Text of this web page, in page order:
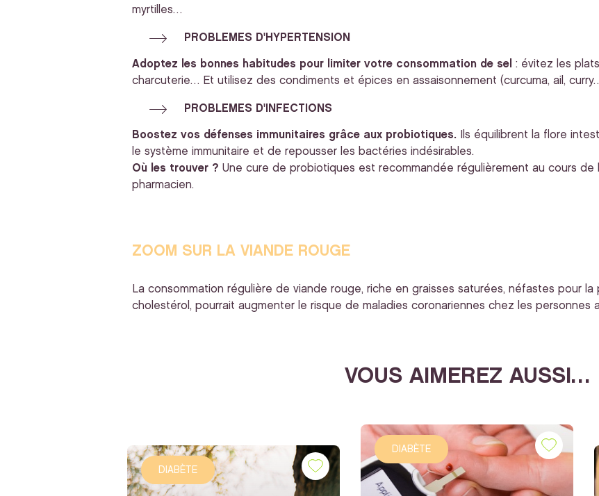
myrtilles…
PROBLEMES D'HYPERTENSION
Adoptez les bonnes habitudes pour limiter votre consommation de sel : évitez les
charcuterie… Et utilisez des condiments et épices en assaisonnement (curcuma, ail,
PROBLEMES D'INFECTIONS
Boostez vos défenses immunitaires grâce aux probiotiques.
Ils équilibrent la flore
le système immunitaire et de repousser les bactéries indésirables.
Où les trouver ? Une cure de probiotiques est recommandée régulièrement au cours de
pharmacien.
ZOOM SUR LA VIANDE ROUGE
La consommation régulière de viande rouge, riche en graisses saturées, néfastes pour
cholestérol, pourrait augmenter le risque de maladies coronariennes chez les
VOUS AIMEREZ AUSSI…
DIABÈTE
DIABÈTE